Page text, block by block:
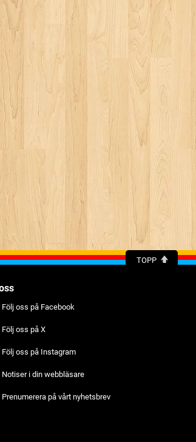
TOPP
Följ oss på Facebook
Följ oss på X
Följ oss på Instagram
Notiser i din webbläsare
Prenumerera på vårt nyhetsbrev